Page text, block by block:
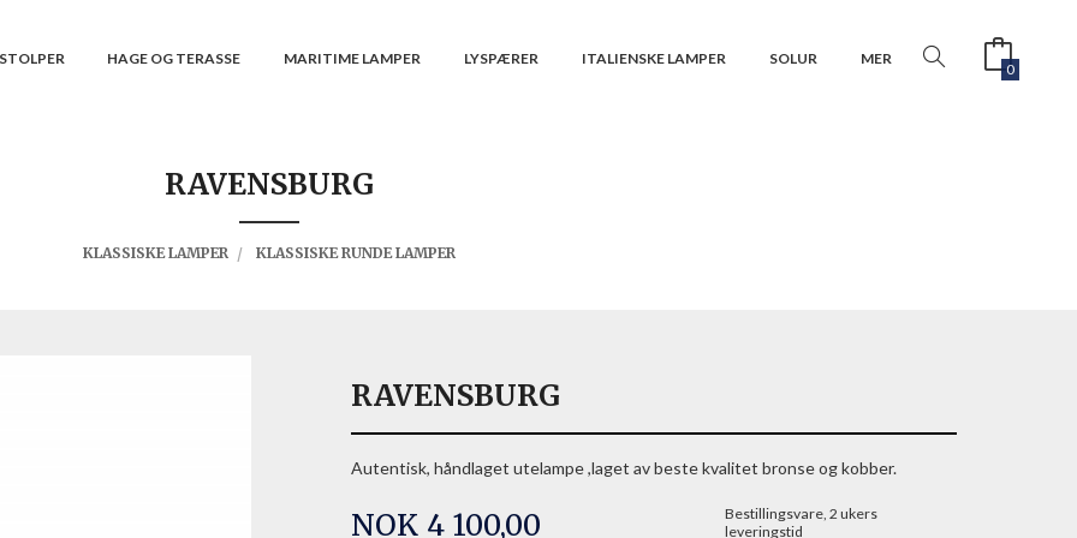
STOLPER HAGE OG TERASSE MARITIME LAMPER LYSPÆRER ITALIENSKE LAMPER SOLUR MER
0
RAVENSBURG
KLASSISKE LAMPER KLASSISKE RUNDE LAMPER
RAVENSBURG
Autentisk, håndlaget utelampe ,laget av beste kvalitet bronse og kobber.
Pris
NOK 4 100,00
Bestillingsvare, 2 ukers
leveringstid